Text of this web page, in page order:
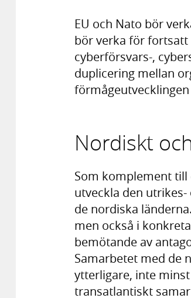
EU och Nato bör
bör verka för fortsatt
cyberförsvars-,
duplicering mellan
Nordiskt
Som komplement
utveckla den
de nordiska
men också i
bemötande av
Samarbetet med de
ytterligare, inte
transatlantiskt